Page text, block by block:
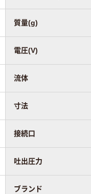
質量(g)
電圧(V)
流体
寸法
接続口
吐出圧力
ブランド